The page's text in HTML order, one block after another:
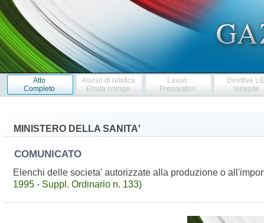
Atto
Completo
Avviso di rettifica
Errata corrige
Lavori
Preparatori
Direttive UE
recepite
MINISTERO DELLA SANITA'
COMUNICATO
Elenchi delle societa' autorizzate alla produzione o
1995 - Suppl. Ordinario n. 133)